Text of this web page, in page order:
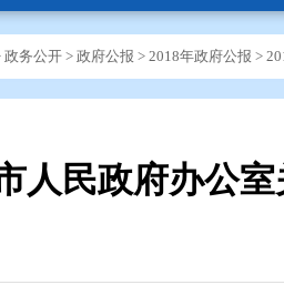
政务公开 > 政府公报 > 2018年政府公报 >
人民政府办公